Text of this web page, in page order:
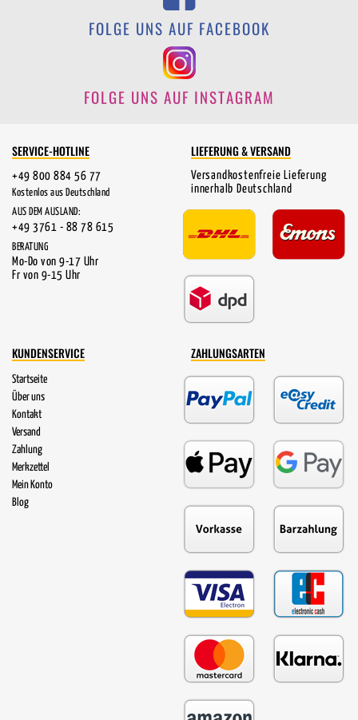
FOLGE UNS AUF FACEBOOK
FOLGE UNS AUF INSTAGRAM
SERVICE-HOTLINE
+49 800 884 56 77
Kostenlos aus Deutschland
AUS DEM AUSLAND:
+49 3761 - 88 78 615
BERATUNG
Mo-Do von 9-17 Uhr
Fr von 9-15 Uhr
LIEFERUNG & VERSAND
Versandkostenfreie Lieferung
innerhalb Deutschland
KUNDENSERVICE
Startseite
Über uns
Kontakt
Versand
Zahlung
Merkzettel
Mein Konto
Blog
ZAHLUNGSARTEN